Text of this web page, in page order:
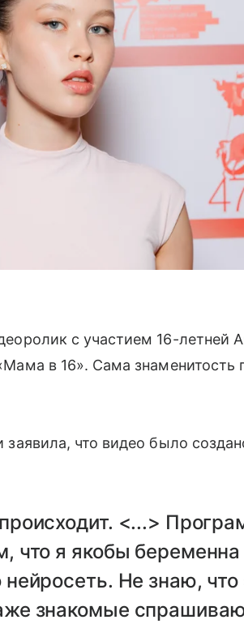
с участием 16-летней
в 16». Сама знаменитость
заявила, что видео было
<...>
что я якобы
Не знаю, что
знакомые